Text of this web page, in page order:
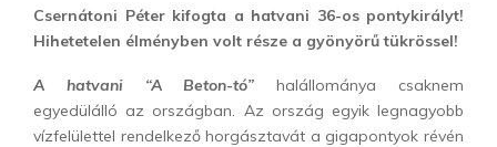
Csernátoni Péter kifogta a hatvani 36-os pontykirályt!
Hihetetelen élményben volt része a gyönyörű tükrössel!
A hatvani “A Beton-tó”
halállománya csaknem
egyedülálló az országban. Az ország egyik legnagyobb
vízfelülettel rendelkező horgásztavát a gigapontyok révén